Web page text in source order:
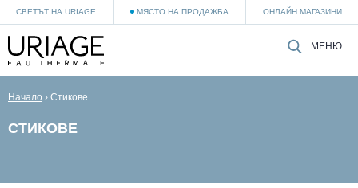
СВЕТЪТ НА URIAGE МЯСТО НА ПРОДАЖБА ОНЛАЙН МАГАЗИНИ
МЕНЮ
Начало › Стикове
СТИКОВЕ